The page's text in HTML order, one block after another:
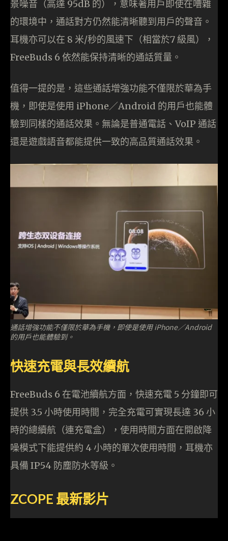
景噪音（高達 95dB 的），意味著用戶即使在嘈雜
的環境中，通話對方仍然能清晰聽到用戶的聲音。
耳機亦可以在 8 米/秒的風速下（相當於7 級風），
FreeBuds 6 依然能保持清晰的通話質量。
值得一提的是，這些通話增強功能不僅限於華為手
機，即使是使用 iPhone／Android 的用戶也能體
驗到同樣的通話效果。無論是普通電話、VoIP 通話
還是遊戲語音都能提供一致的高品質通話效果。
通話增強功能不僅限於華為手機，即使是使用 iPhone／Android
的用戶也能體驗到。
快速充電與長效續航
FreeBuds 6 在電池續航方面，快速充電 5 分鐘即可
提供 3.5 小時使用時間，完全充電可實現長達 36 小
時的總續航（連充電盒），使用時間方面在開啟降
噪模式下能提供約 4 小時的單次使用時間，耳機亦
具備 IP54 防塵防水等級。
ZCOPE 最新影片